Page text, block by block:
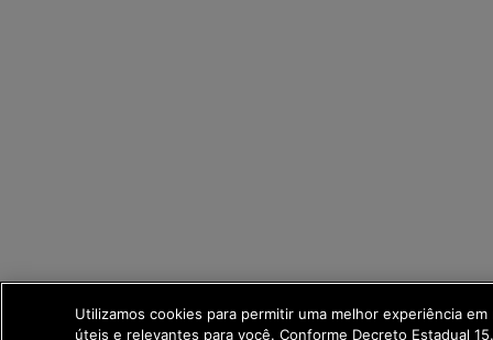
Utilizamos cookies para permitir uma melhor experiência
úteis e relevantes para você. Conforme Decreto Estadual